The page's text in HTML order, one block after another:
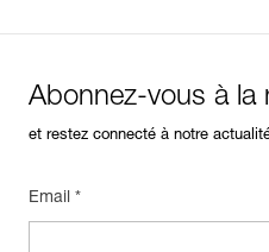
Abonnez-vous à la
et restez connecté à notre
Email *